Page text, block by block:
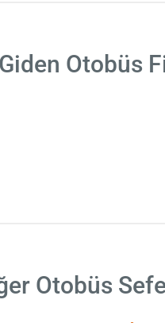
Otobüs
Otobüs